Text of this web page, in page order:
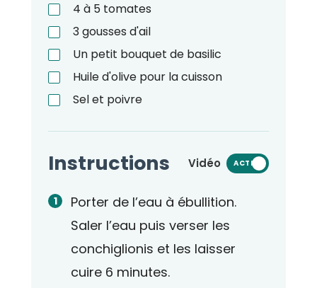
4 à 5 tomates
3gousses d'ail
Un petit bouquet de basilic
Huile d'olive pour la cuisson
Sel et poivre
Instructions Vidéo ACTIVÉ
Porter de l’eau à ébullition.
Saler l’eau puis verser les
conchiglionis et les laisser
cuire 6 minutes.